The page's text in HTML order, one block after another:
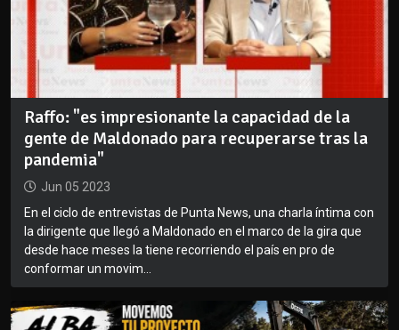
Raffo: "es impresionante la capacidad de la
gente de Maldonado para recuperarse tras la
pandemia"
Jun 05 2023
En el ciclo de entrevistas de Punta News, una charla íntima con
la dirigente que llegó a Maldonado en el marco de la gira que
desde hace meses la tiene recorriendo el país en pro de
conformar un movim...